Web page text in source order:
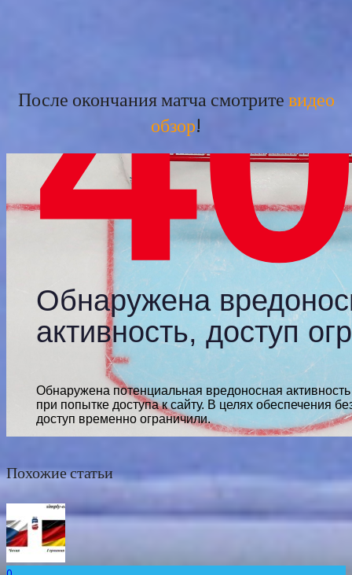
После окончания матча смотритевидео
обзор!
Похожие статьи